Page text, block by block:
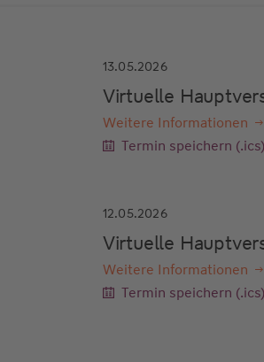
13.05.2026
Virtuelle
Weitere Informationen
Termin speichern (.ics)
12.05.2026
Virtuelle
Weitere Informationen
Termin speichern (.ics)